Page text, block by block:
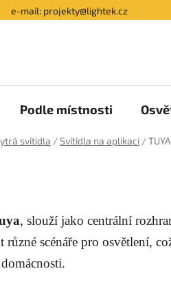
e-mail: projekty@lightek.cz
Podle místnosti
svítidla /Svítidla na aplikaci /TUYA
, slouží jako centrální
různé scénáře pro osvětlení,